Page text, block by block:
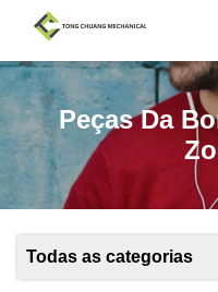
Peças Da
Todas as categorias